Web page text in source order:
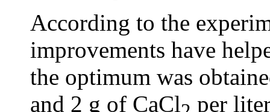
According to the
improvements have
the optimum was
and 2 g of CaCl
per